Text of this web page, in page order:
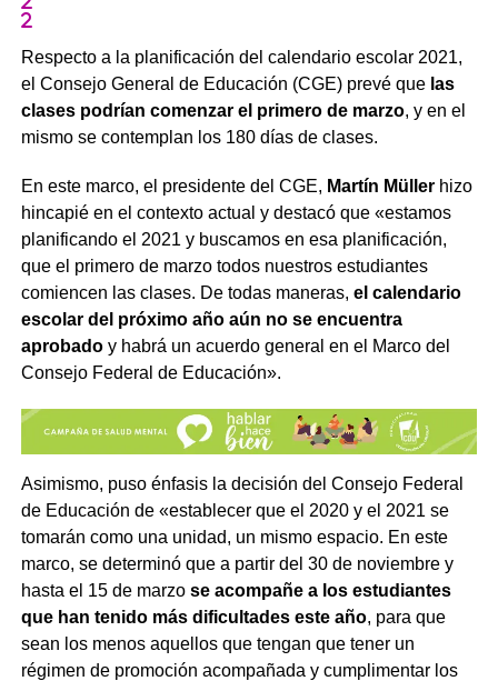
Respecto a la planificación del calendario escolar 2021,
el Consejo General de Educación (CGE) prevé que las
clases podrían comenzar el primero de marzo, y en el
mismo se contemplan los 180 días de clases.
En este marco, el presidente del CGE, Martín Müllerhizo
hincapié en el contexto actual y destacó que «estamos
planificando el 2021 y buscamos en esa planificación,
que el primero de marzo todos nuestros estudiantes
comiencen las clases. De todas maneras, el calendario
escolar del próximo año aún no se encuentra
aprobadoy habrá un acuerdo general en el Marco del
Consejo Federal de Educación».
Asimismo, puso énfasis la decisión del Consejo Federal
de Educación de «establecer que el 2020 y el 2021 se
tomarán como una unidad, un mismo espacio. En este
marco, se determinó que a partir del 30 de noviembre y
hasta el 15 de marzo se acompañe a los estudiantes
que han tenido más dificultades este año, para que
sean los menos aquellos que tengan que tener un
régimen de promoción acompañada y cumplimentar los